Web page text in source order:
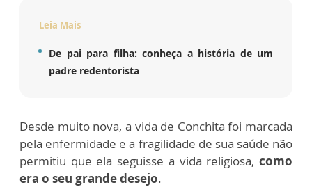
Leia Mais
De pai para filha: conheça a história de um
padre redentorista
Desde muito nova, a vida de Conchita foi marcada
pela enfermidade e a fragilidade de sua saúde não
permitiu que ela seguisse a vida religiosa, como
era o seu grande desejo.